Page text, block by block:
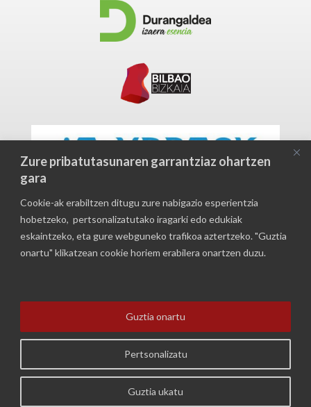
Zure pribatutasunaren garrantziaz ohartzen
gara
Cookie-ak erabiltzen ditugu zure nabigazio esperientzia
hobetzeko, pertsonalizatutako iragarki edo edukiak
eskaintzeko, eta gure webguneko trafikoa aztertzeko. "Guztia
onartu" klikatzean cookie horiem erabilera onartzen duzu.
Pertsonalizatu
Guztia ukatu
Guztia onartu
Pribatutasun politika